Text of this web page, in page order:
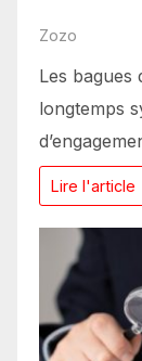
Zozo
Les bagues
longtemps
Lire l'article